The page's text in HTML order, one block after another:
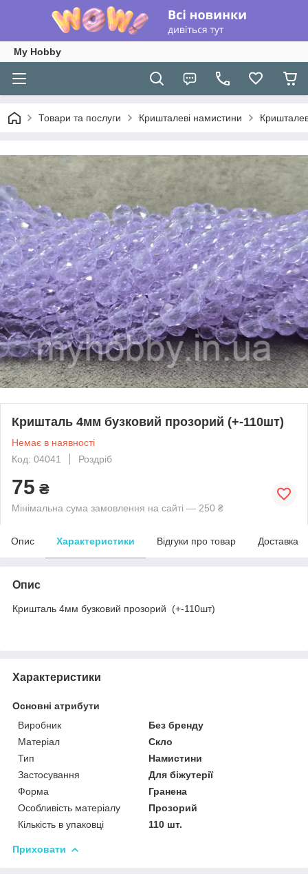
My Hobby
Товари та послуги Кришталеві намистини
Кришталь 4мм бузковий прозорий (+-110шт)
Немає в наявності
Код: 04041
Роздріб
75 ₴
Мінімальна сума замовлення на сайті — 250 ₴
Опис Характеристики Відгуки про товар Доставка
Опис
Кришталь 4мм бузковий прозорий (+-110шт)
Характеристики
Основні атрибути
Виробник
Без бренду
Матеріал
Скло
Тип
Намистини
Застосування
Для біжутерії
Форма
Гранена
Особливість матеріалу
Прозорий
Кількість в упаковці
110 шт.
Приховати